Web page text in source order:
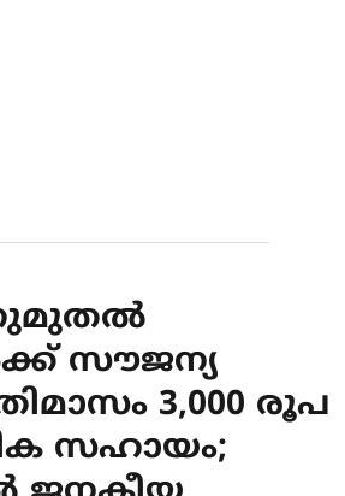
സൗജന്യ
3,000 രൂപ
സഹായം;